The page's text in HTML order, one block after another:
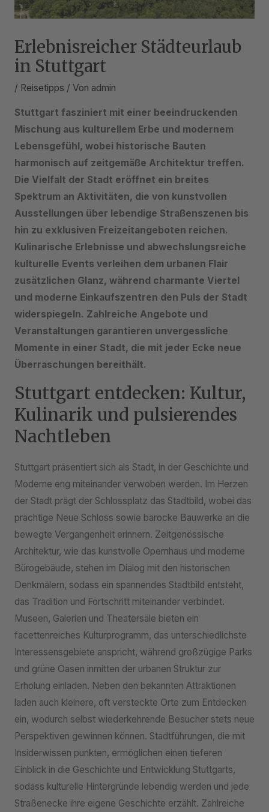
Erlebnisreicher Städteurlaub
in Stuttgart
/ Reisetipps / Von admin
Stuttgart fasziniert mit einer beeindruckenden
Mischung aus kulturellem Erbe und modernem
Lebensgefühl, wobei historische Bauten
harmonisch auf zeitgemäße Architektur treffen.
Die Vielfalt der Stadt eröffnet ein breites
Spektrum an Aktivitäten, die von kunstvollen
Ausstellungen über lebendige Straßenszenen bis
hin zu exklusiven Freizeitangeboten reichen.
Kulinarische Erlebnisse und abwechslungsreiche
kulturelle Events verleihen dem urbanen Flair
zusätzlichen Glanz, während charmante Viertel
und moderne Einkaufszentren den Puls der Stadt
widerspiegeln. Zahlreiche Angebote und
Veranstaltungen garantieren unvergessliche
Momente in einer Stadt, die mit jeder Ecke neue
Überraschungen bereithält.
Stuttgart entdecken: Kultur,
Kulinarik und pulsierendes
Nachtleben
Stuttgart präsentiert sich als Stadt, in der Geschichte und
Moderne eng miteinander verwoben werden. Im Herzen
der Stadt prägt der Schlossplatz das Stadtbild, wobei das
prächtige Neue Schloss sowie barocke Bauwerke an die
bewegte Vergangenheit erinnern. Zeitgenössische
Architektur, wie das kunstvolle Opernhaus und moderne
Bürogebäude, stehen im Dialog mit den historischen
Denkmälern, sodass ein spannendes Stadtbild entsteht,
das Tradition und Fortschritt miteinander verbindet.
Museen, Galerien und Theatersäle bieten ein
facettenreiches Kulturprogramm, das unterschiedlichste
Interessensgebiete anspricht, während großzügige Parks
und grüne Oasen inmitten der urbanen Struktur zur
Erholung einladen. Neben den bekannten Attraktionen
laden auch kleinere, oft versteckte Orte zum Entdecken
ein, wodurch selbst wiederkehrende Besucher stets neue
Perspektiven gewinnen können. Stadtführungen, die mit
Insiderwissen punkten, ermöglichen einen tieferen
Einblick in die Geschichte und Entwicklung Stuttgarts,
sodass kulturelle Hintergründe lebendig werden und jede
Straßenecke ihre eigene Geschichte erzählt. Zahlreiche